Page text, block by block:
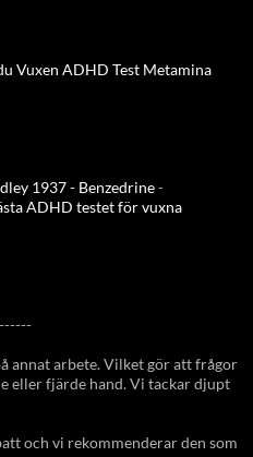
Vuxen ADHD Test Metamina
1937 - Benzedrine-
ADHD testet för vuxna
annat arbete. Vilket gör att frågor
eller fjärde hand. Vi tackar djupt
och vi rekommenderar den som